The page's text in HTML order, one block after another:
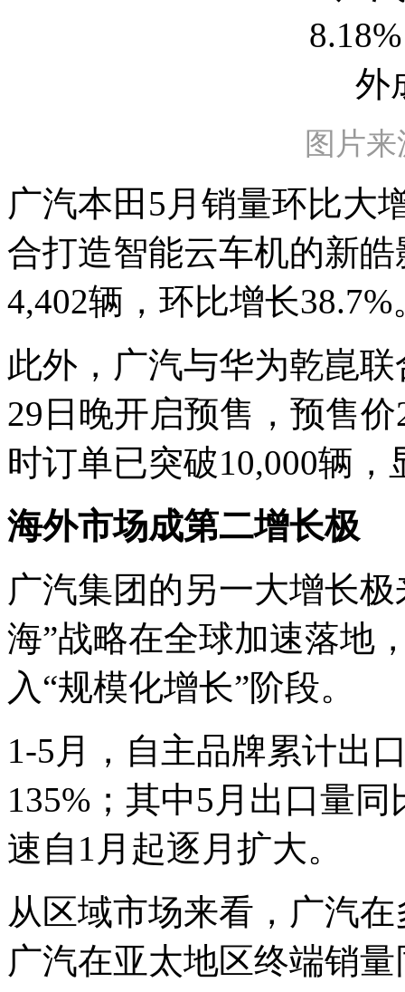
图片
广汽本田5月销量环比大
合打造智能云车机的新
4,402辆，环比增长38.7%
此外，广汽与华为乾崑
29日晚开启预售，预售
时订单已突破10,000辆
海外市场成第二增长极
广汽集团的另一大增长
海”战略在全球加速落地
入“规模化增长”阶段。
1-5月，自主品牌累计出
135%；其中5月出口量
速自1月起逐月扩大。
从区域市场来看，广汽
广汽在亚太地区终端销